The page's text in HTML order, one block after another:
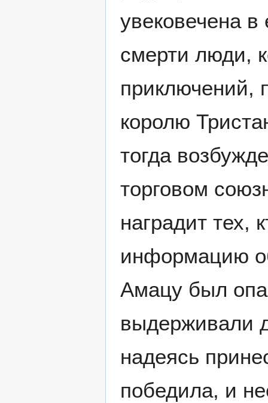
увековечена в
смерти люди,
приключений,
королю
тогда
торговом
наградит тех,
информацию
Амацу был
выдерживали
надеясь
победила, и